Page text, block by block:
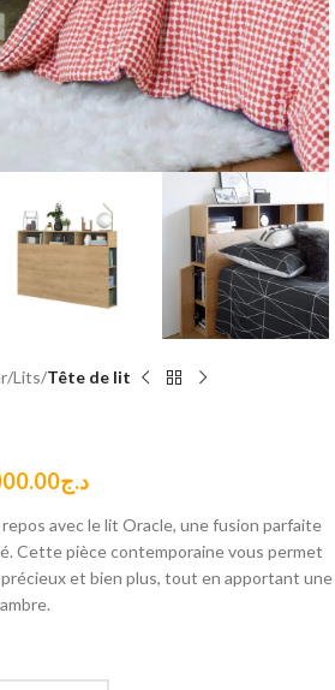
Lits Tête de lit
د.ج
avec le lit Oracle, une fusion parfaite
Cette pièce contemporaine vous permet
et bien plus, tout en apportant une